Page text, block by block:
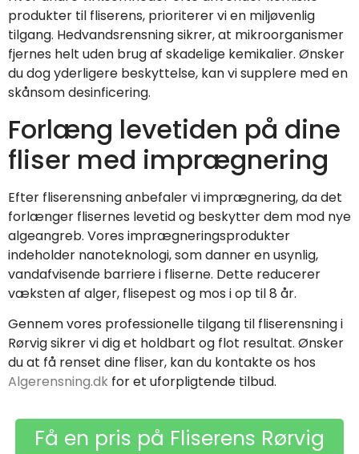
produkter til fliserens, prioriterer vi en miljøvenlig
tilgang. Hedvandsrensning sikrer, at mikroorganismer
fjernes helt uden brug af skadelige kemikalier. Ønsker
du dog yderligere beskyttelse, kan vi supplere med en
skånsom desinficering.
Forlæng levetiden på dine
fliser med imprægnering
Efter fliserensning anbefaler vi imprægnering, da det
forlænger flisernes levetid og beskytter dem mod nye
algeangreb. Vores imprægneringsprodukter
indeholder nanoteknologi, som danner en usynlig,
vandafvisende barriere i fliserne. Dette reducerer
væksten af alger, flisepest og mos i op til 8 år.
Gennem vores professionelle tilgang til fliserensning i
Rørvig sikrer vi dig et holdbart og flot resultat. Ønsker
du at få renset dine fliser, kan du kontakte os hos
Algerensning.dk for et uforpligtende tilbud.
Få en pris på Fliserens Rørvig